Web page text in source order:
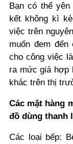
Bạn có thể
kết không kì
việc trên
muốn đem
cho công việc
ra mức giá hợp
khác trên thị
Các mặt hàng
đồ dùng thanh
Các loại bếp: